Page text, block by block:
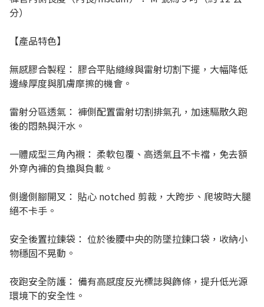
分）
【產品特色】
無感膠合製程： 膠合平貼縫線與雷射切割下擺，大幅降低
邊緣厚度與肌膚摩擦的機會。
雷射分區透氣： 褲側配置雷射切割排氣孔，加速驅散久跑
後的悶熱與汗水。
一體成型三角內襯： 柔軟包覆、高透氣且不卡襠，免去額
外穿內褲的負擔與負載。
側邊側腳開叉： 貼心 notched 剪裁，大跨步、爬坡時大腿
絕不卡手。
安全後置拉鍊袋： 位於後腰中央的防墜拉鍊口袋，收納小
物穩固不晃動。
夜跑安全防護： 備有高感度反光標誌與飾條，提升低光源
環境下的安全性。